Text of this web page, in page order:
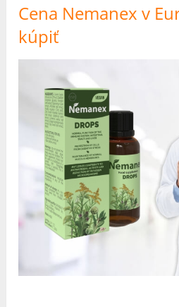
Cena Nemanex v
kúpiť